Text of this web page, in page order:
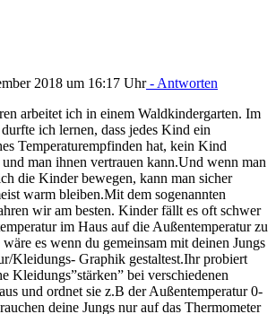
2018 um 16:17 Uhr- Antworten
arbeitet ich in einem Waldkindergarten. Im
ich lernen, dass jedes Kind ein
Temperaturempfinden hat, kein Kind
man ihnen vertrauen kann.Und wenn man
die Kinder bewegen, kann man sicher
warm bleiben.Mit dem sogenannten
wir am besten. Kinder fällt es oft schwer
im Haus auf die Außentemperatur zu
es wenn du gemeinsam mit deinen Jungs
Kleidungs- Graphik gestaltest.Ihr probiert
Kleidungs”stärken” bei verschiedenen
und ordnet sie z.B der Außentemperatur 0-
deine Jungs nur auf das Thermometer